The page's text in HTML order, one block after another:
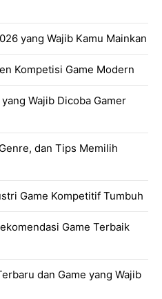
yang Wajib Kamu Mainkan
Kompetisi Game Modern
Wajib Dicoba Gamer
dan Tips Memilih
Game Kompetitif Tumbuh
Game Terbaik
dan Game yang Wajib